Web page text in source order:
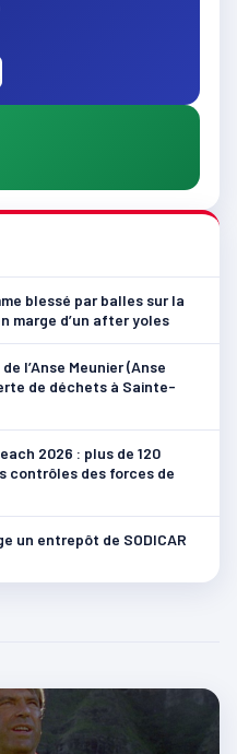
blessé par balles sur la
marge d’un after yoles
l’Anse Meunier (Anse
de déchets à Sainte-
2026 : plus de 120
contrôles des forces de
un entrepôt de SODICAR